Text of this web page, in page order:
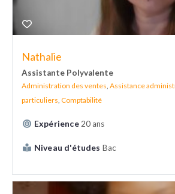
Nathalie
Assistante Polyvalente
Administration des ventes Assistance
particuliers Comptabilité
Expérience 20 ans
Niveau d'études Bac